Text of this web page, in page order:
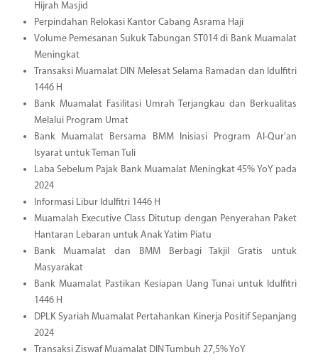
Hijrah Masjid
Perpindahan Relokasi Kantor Cabang Asrama Haji
Volume Pemesanan Sukuk Tabungan ST014 di Bank Muamalat
Meningkat
Transaksi Muamalat DIN Melesat Selama Ramadan dan Idulfitri
1446 H
Bank Muamalat Fasilitasi Umrah Terjangkau dan Berkualitas
Melalui Program Umat
Bank Muamalat Bersama BMM Inisiasi Program Al-Qur'an
Isyarat untuk Teman Tuli
Laba Sebelum Pajak Bank Muamalat Meningkat 45% YoY pada
2024
Informasi Libur Idulfitri 1446 H
Muamalah Executive Class Ditutup dengan Penyerahan Paket
Hantaran Lebaran untuk Anak Yatim Piatu
Bank Muamalat dan BMM Berbagi Takjil Gratis untuk
Masyarakat
Bank Muamalat Pastikan Kesiapan Uang Tunai untuk Idulfitri
1446 H
DPLK Syariah Muamalat Pertahankan Kinerja Positif Sepanjang
2024
Transaksi Ziswaf Muamalat DIN Tumbuh 27,5% YoY